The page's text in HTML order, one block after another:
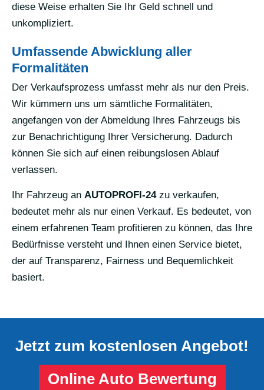
diese Weise erhalten Sie Ihr Geld schnell und
unkompliziert.
Umfassende Abwicklung aller
Formalitäten
Der Verkaufsprozess umfasst mehr als nur den Preis.
Wir kümmern uns um sämtliche Formalitäten,
angefangen von der Abmeldung Ihres Fahrzeugs bis
zur Benachrichtigung Ihrer Versicherung. Dadurch
können Sie sich auf einen reibungslosen Ablauf
verlassen.
Ihr Fahrzeug an AUTOPROFI-24zu verkaufen,
bedeutet mehr als nur einen Verkauf. Es bedeutet, von
einem erfahrenen Team profitieren zu können, das Ihre
Bedürfnisse versteht und Ihnen einen Service bietet,
der auf Transparenz, Fairness und Bequemlichkeit
basiert.
Jetzt zum kostenlosen Angebot!
Online Auto Bewertung